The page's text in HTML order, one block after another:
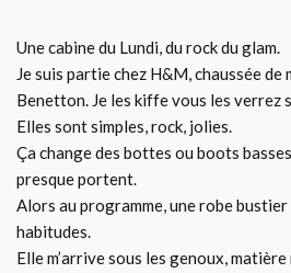
Une cabine du Lundi, du rock du glam.
Je suis partie chez H&M, chaussée de
Benetton. Je les kiffe vous les verrez
Elles sont simples, rock, jolies.
Ça change des bottes ou boots
presque portent.
Alors au programme, une robe bustier
habitudes.
Elle m’arrive sous les genoux,